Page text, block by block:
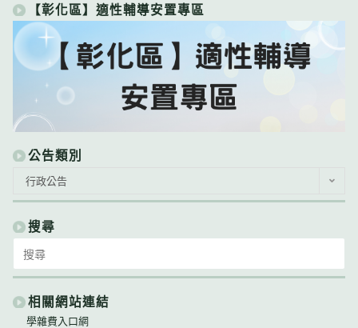
【彰化區】適性輔導安置專區
公告類別
類
別
行政公告
搜尋
for:
相關網站連結
學雜費入口網